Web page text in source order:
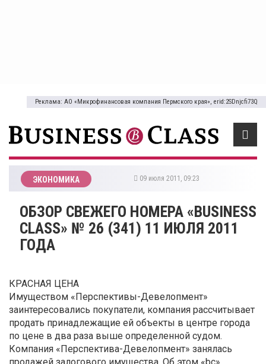
Реклама: АО «Микрофинансовая компания Пермского края», erid:2SDnjcfi73Q
ЭКОНОМИКА 09 июля 2011, 09:23
ОБЗОР СВЕЖЕГО НОМЕРА «BUSINESS
CLASS» № 26 (341) 11 ИЮЛЯ 2011
ГОДА
КРАСНАЯ ЦЕНА
Имуществом «Перспективы-Девелопмент»
заинтересовались покупатели, компания рассчитывает
продать принадлежащие ей объекты в центре города
по цене в два раза выше определенной судом.
Компания «Перспектива-Девелопмент» занялась
продажей залогового имущества. Об этом «bc»